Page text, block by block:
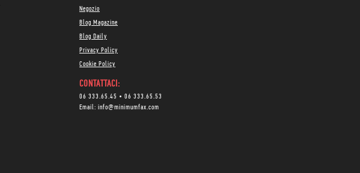
Negozio
Blog Magazine
Blog Daily
Privacy Policy
Cookie Policy
CONTATTACI:
06 333.65.45 • 06 333.65.53
Email: info@minimumfax.com